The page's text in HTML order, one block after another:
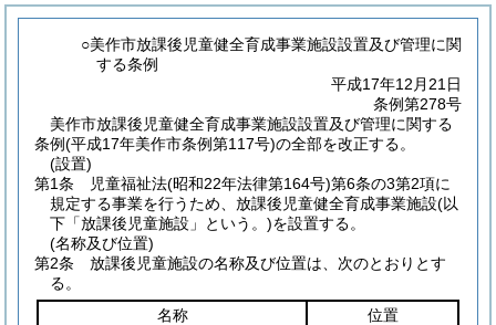
○美作市放課後児童健全育成事業施設設置及び管理に関
する条例
平成17年12月21日
条例第278号
美作市放課後児童健全育成事業施設設置及び管理に関する
条例(平成17年美作市条例第117号)の全部を改正する。
(設置)
第1条
児童福祉法(昭和22年法律第164号)第6条の3第2項に
規定する事業を行うため、放課後児童健全育成事業施設(以
下「放課後児童施設」という。)を設置する。
(名称及び位置)
第2条
放課後児童施設の名称及び位置は、次のとおりとす
る。
名称
位置